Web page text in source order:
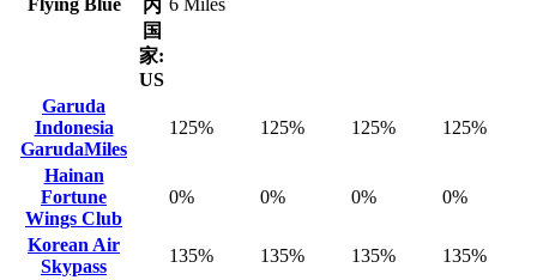
内
国
家:
US
Garuda
Indonesia
GarudaMiles
125% 125% 125% 125%
Hainan
Fortune
Wings Club
0% 0% 0% 0%
Korean Air
Skypass
135% 135% 135%
135%